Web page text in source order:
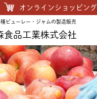
ピューレー・ジャムの製造販売
食品工業株式会社
オンライン ショッピング